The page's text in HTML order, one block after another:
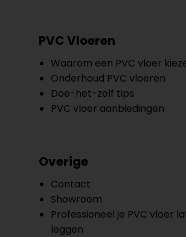
PVC Vloeren
Waarom een PVC vloer
Onderhoud PVC vloeren
Doe-het-zelf tips
PVC vloer aanbiedingen
Overige
Contact
Showroom
Professioneel je PVC vloer
leggen